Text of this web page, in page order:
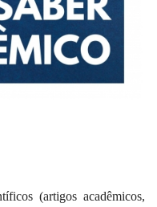
(artigos acadêmicos,